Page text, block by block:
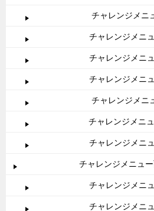
チャレンジメニ
チャレンジメニ
チャレンジメニ
チャレンジメニ
チャレンジメニ
チャレンジメニ
チャレンジメニ
チャレンジメニュ
チャレンジメニ
チャレンジメニ